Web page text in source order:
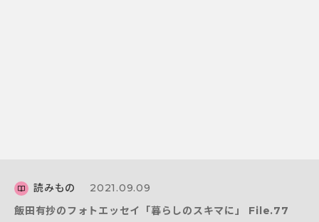
読みもの
2021.09.09
飯田有抄のフォトエッセイ「暮らしのスキマに」 File.77